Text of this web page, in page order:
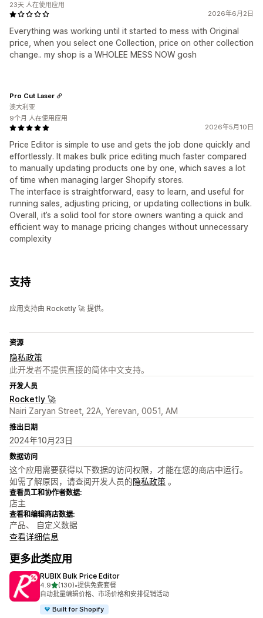
2026年6月2日
Everything was working until it started to mess with Original
price, when you select one Collection, price on other collection
change.. my shop is a WHOLEE MESS NOW gosh
23天 人在使用应用
2026年5月10日
Price Editor is simple to use and gets the job done quickly and
effortlessly. It makes bulk price editing much faster compared
to manually updating products one by one, which saves a lot
of time when managing larger Shopify stores.
The interface is straightforward, easy to learn, and useful for
running sales, adjusting pricing, or updating collections in bulk.
Overall, it’s a solid tool for store owners wanting a quick and
efficient way to manage pricing changes without unnecessary
complexity
Pro Cut Laser
澳大利亚
9个月 人在使用应用
支持
应用支持由 Rocketly 🚀 提供。
资源
隐私政策
此开发者不提供直接的简体中文支持。
开发人员
Rocketly 🚀
Nairi Zaryan Street, 22A, Yerevan, 0051, AM
推出日期
2024年10月23日
数据访问
这个应用需要获得以下数据的访问权限，才能在您的商店中运行。
如需了解原因，请查阅开发人员的隐私政策 。
查看员工和协作者数据:
店主
查看和编辑商店数据:
产品、 自定义数据
查看详细信息
更多此类应用
RUBIX Bulk Price Editor
4.9星（满分 5 星）
(130)
总共 130 条评论
•提供免费套餐
自动批量编辑价格、市场价格和安排促销活动
Built for Shopify